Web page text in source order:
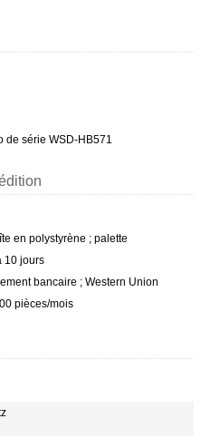
de série WSD-HB571
en polystyrène ; palette
10 jours
bancaire ; Western Union
pièces/mois